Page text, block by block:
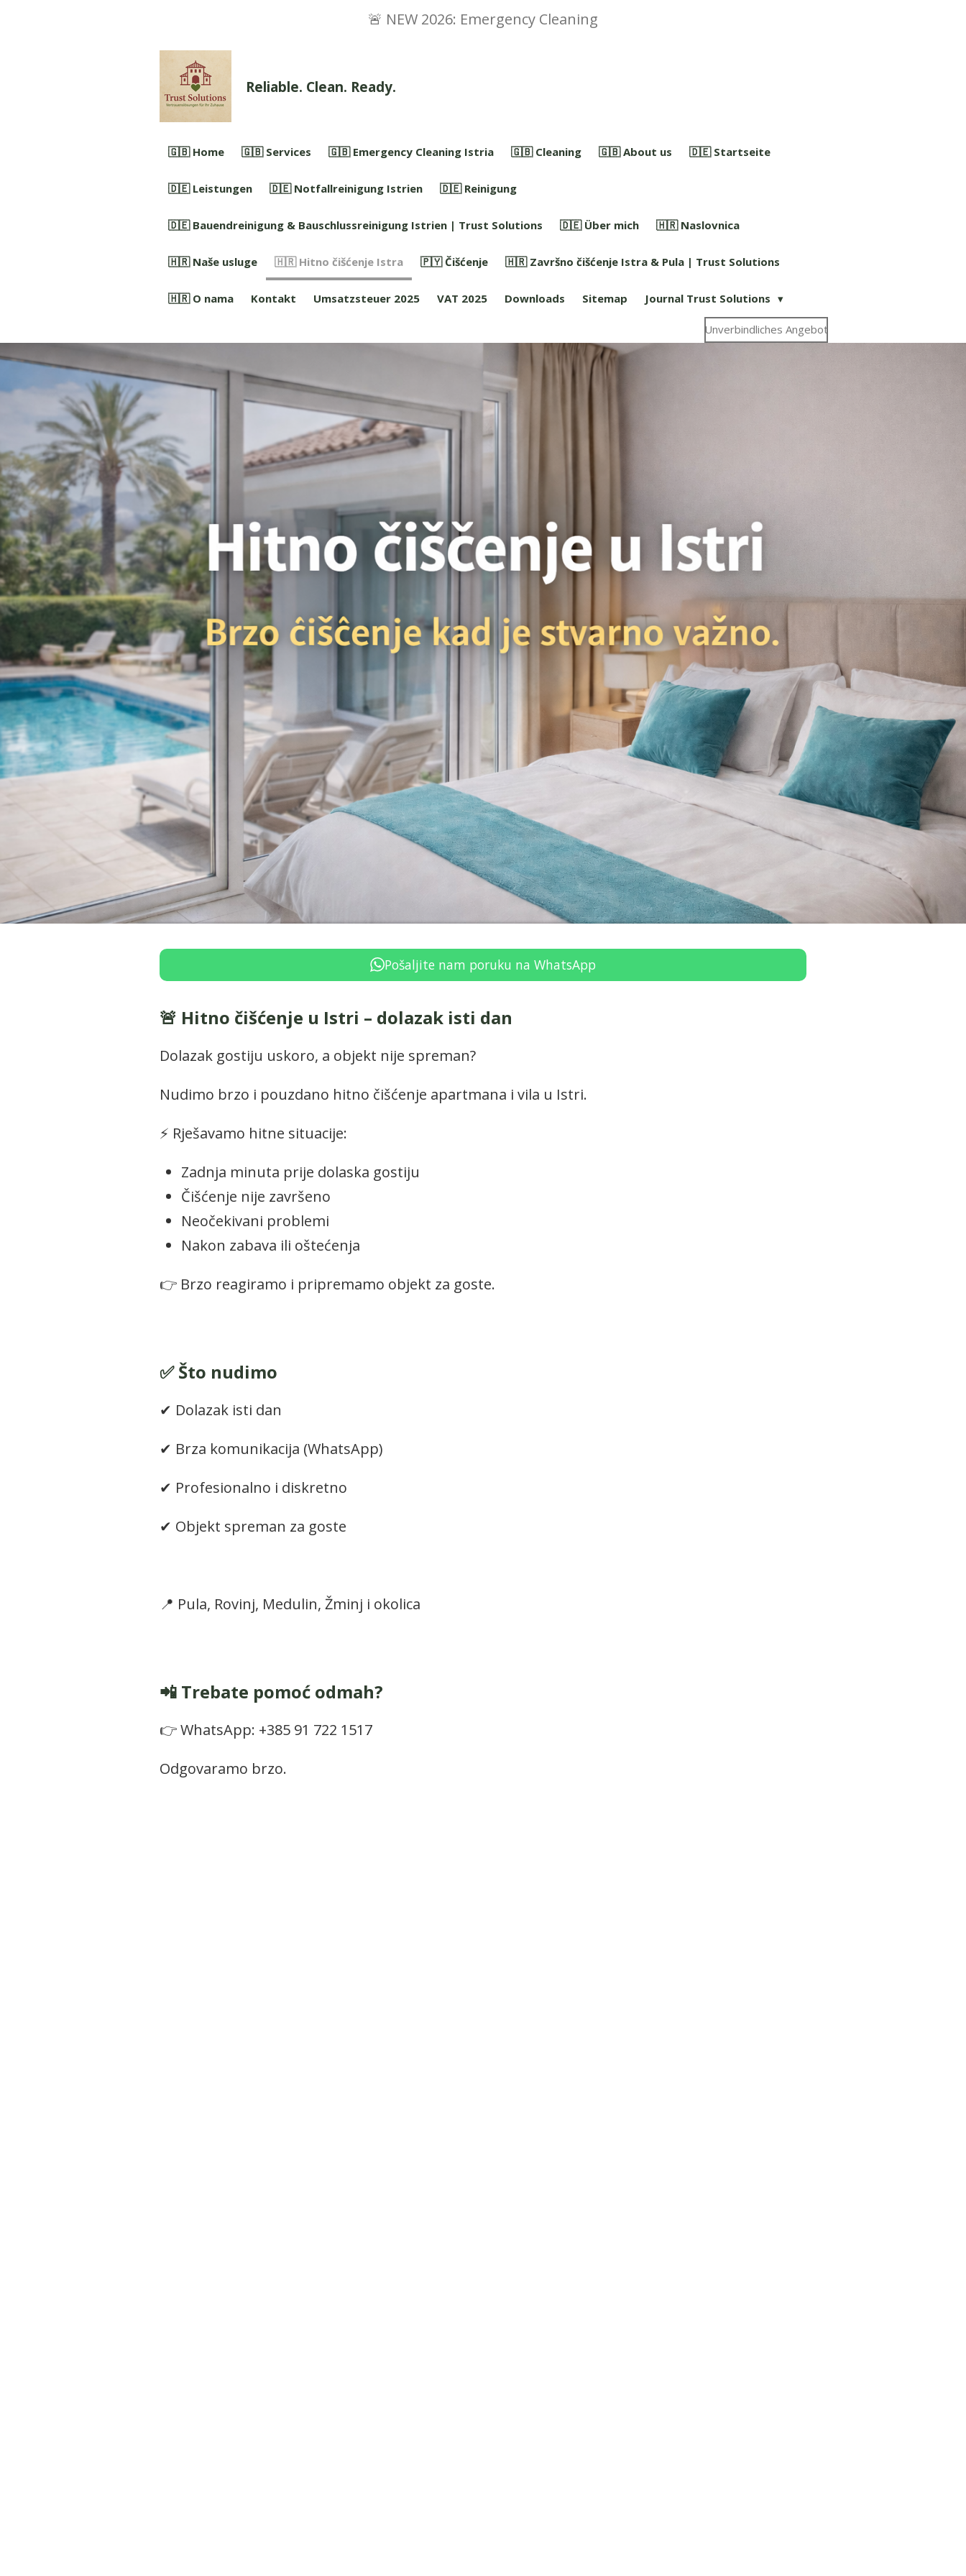
🚨 NEW 2026: Emergency Cleaning
Reliable. Clean. Ready.
🇬🇧 Home 🇬🇧 Services 🇬🇧 Emergency Cleaning Istria 🇬🇧 Cleaning 🇬🇧 About us 🇩🇪 Startseite
🇩🇪 Leistungen 🇩🇪 Notfallreinigung Istrien 🇩🇪 Reinigung
🇩🇪 Bauendreinigung & Bauschlussreinigung Istrien | Trust Solutions 🇩🇪 Über mich 🇭🇷 Naslovnica
🇭🇷 Naše usluge 🇭🇷 Hitno čišćenje Istra 🇵🇾 Čišćenje 🇭🇷 Završno čišćenje Istra & Pula | Trust Solutions
🇭🇷 O nama Kontakt Umsatzsteuer 2025 VAT 2025 Downloads Sitemap Journal Trust Solutions
Unverbindliches Angebot
Pošaljite nam poruku na WhatsApp
🚨 Hitno čišćenje u Istri – dolazak isti dan
Dolazak gostiju uskoro, a objekt nije spreman?
Nudimo brzo i pouzdano hitno čišćenje apartmana i vila u Istri.
⚡ Rješavamo hitne situacije:
Zadnja minuta prije dolaska gostiju
Čišćenje nije završeno
Neočekivani problemi
Nakon zabava ili oštećenja
👉 Brzo reagiramo i pripremamo objekt za goste.
✅ Što nudimo
✔ Dolazak isti dan
✔ Brza komunikacija (WhatsApp)
✔ Profesionalno i diskretno
✔ Objekt spreman za goste
📍 Pula, Rovinj, Medulin, Žminj i okolica
📲 Trebate pomoć odmah?
👉 WhatsApp: +385 91 722 1517
Odgovaramo brzo.